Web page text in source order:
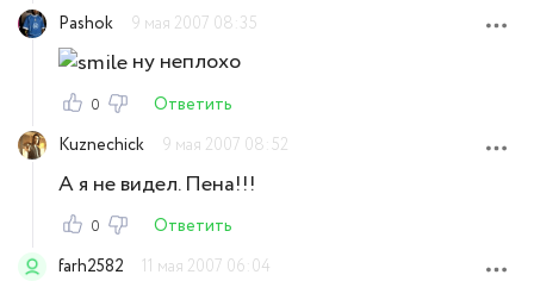
Pashok
9 мая 2007 08:35
ну неплохо
0
Ответить
Kuznechick
9 мая 2007 08:52
А я не видел. Пена!!!
0
Ответить
farh2582
11 мая 2007 06:04